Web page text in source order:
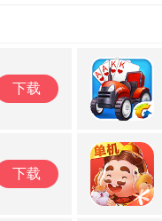
下载
下载